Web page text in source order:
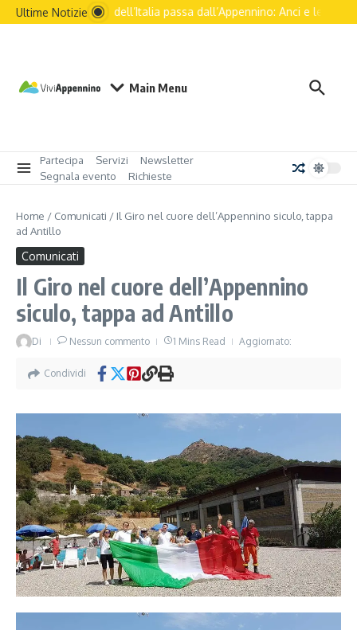
Salta al contenuto
Ultime NotizieIl futuro dell’Italia passa dall’Appennino: Anci e le
Main Menu
Partecipa Servizi
Newsletter
Segnala evento
Richieste
Home / Comunicati / Il Giro nel cuore dell’Appennino siculo, tappa
ad Antillo
Comunicati
Il Giro nel cuore dell’Appennino
siculo, tappa ad Antillo
Di Nessun commento 1 Mins Read Aggiornato:
Condividi